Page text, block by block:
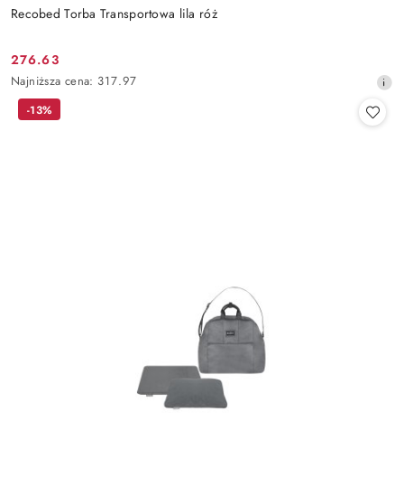
Recobed Torba Transportowa lila róż
Cena
promocyjna:
276.63
Najniższa
cena
Najniższa cena: 317.97
-13%